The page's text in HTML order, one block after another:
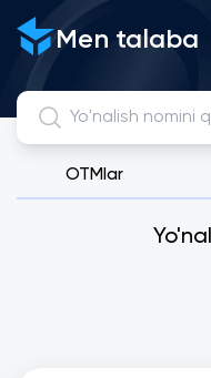
Men talaba
OTMlar